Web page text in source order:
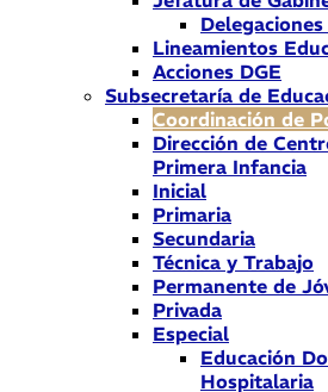
Lineamientos
Acciones DGE
Subsecretaría de
Coordinación de
Dirección de
Primera Infancia
Inicial
Primaria
Secundaria
Técnica y Trabajo
Permanente de
Privada
Especial
Educación
Hospitalaria